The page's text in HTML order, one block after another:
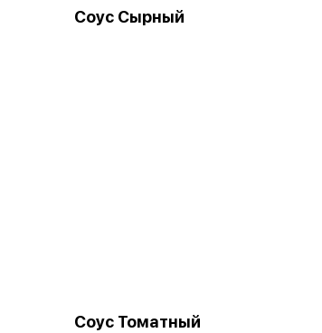
Соус Сырный
Соус Томатный